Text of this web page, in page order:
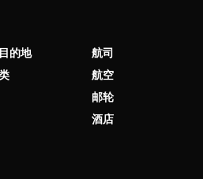
的地
航司
航空
邮轮
酒店